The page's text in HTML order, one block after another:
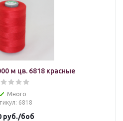
м цв. 6818 красные
Много
: 6818
руб./боб